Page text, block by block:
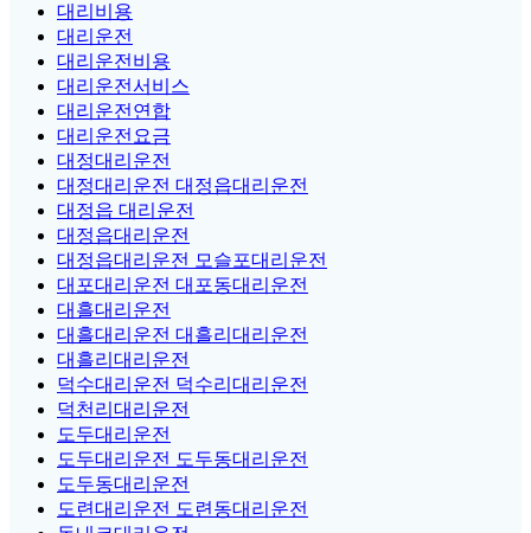
대리비용
대리운전
대리운전비용
대리운전서비스
대리운전연합
대리운전요금
대정대리운전
대정대리운전 대정읍대리운전
대정읍 대리운전
대정읍대리운전
대정읍대리운전 모슬포대리운전
대포대리운전 대포동대리운전
대흘대리운전
대흘대리운전 대흘리대리운전
대흘리대리운전
덕수대리운전 덕수리대리운전
덕천리대리운전
도두대리운전
도두대리운전 도두동대리운전
도두동대리운전
도련대리운전 도련동대리운전